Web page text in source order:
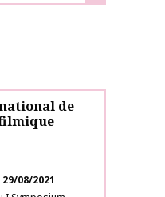
de
29/08/2021